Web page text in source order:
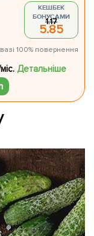
КЕШБЕК
БОНУСАМИ
1.17
5.85
100% повернення
Детальніше